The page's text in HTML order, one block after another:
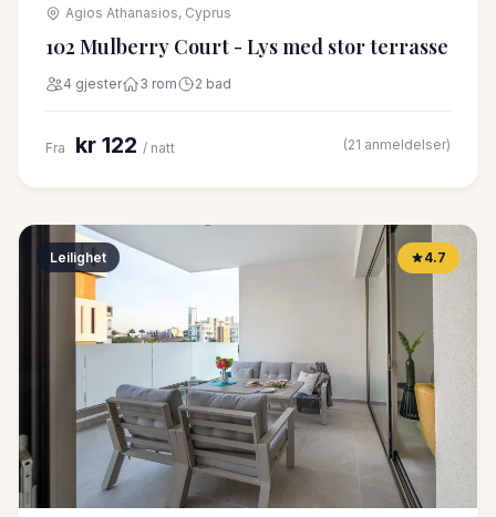
Agios Athanasios, Cyprus
102 Mulberry Court - Lys med stor terrasse
4 gjester 3 rom 2 bad
Fra kr 122 / natt (21 anmeldelser)
Leilighet 4.7